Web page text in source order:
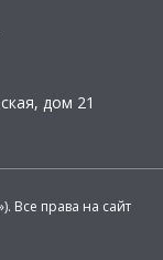
дом 21
Все права на сайт